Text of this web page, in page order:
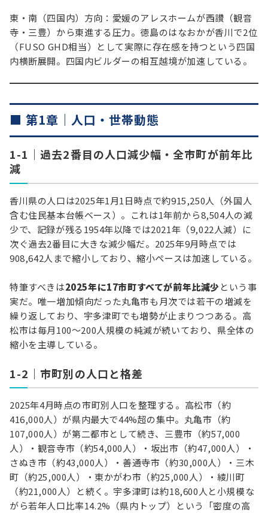
東・南（四国内）方向：愛媛のアレスホームが西讃（観音
寺・三豊）から東進する圧力。徳島のはなおかが香川で2位
（FUSO GHD相当）として実際に存在感を持つという四国
内横断展開。四国内ビルダーの相互越境が加速している。
■ 第1章｜人口・世帯動態
1-1｜過去2番目の人口減少幅・全市町が前年比
減
香川県の人口は2025年1月1日時点で約915,250人（外国人
含む住民基本台帳ベース）。これは1年前から8,504人の減
少で、記録が残る1954年以降では2021年（9,022人減）に
次ぐ過去2番目に大きな減少幅だ。2025年9月時点では
908,642人まで縮小しており、縮小ペースは加速している。
特筆すべきは2025年に17市町すべてが前年比減少 という事
実だ。唯一増加傾向だった丸亀市も月次では若干の増減を
繰り返しており、宇多津町でも増勢が止まりつつある。高
松市は毎月100〜200人規模の純減が続いており、県全体の
縮小を主導している。
1-2｜市町別の人口と格差
2025年4月時点の市町別人口を整理する。高松市（約
416,000人）が県内最大で44%超の集中。丸亀市（約
107,000人）が第二都市として続き、三豊市（約57,000
人）・観音寺市（約54,000人）・坂出市（約47,000人）・
さぬき市（約43,000人）・善通寺市（約30,000人）・三木
町（約25,000人）・東かがわ市（約25,000人）・綾川町
（約21,000人）と続く。宇多津町は約18,600人と小規模な
がら若年人口比率14.2%（県内トップ）という「密度の高